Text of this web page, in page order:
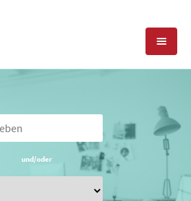
PRESSEARBEIT
SOCIAL MEDIA
PR-AGENTUR
REFERENZEN
und/oder